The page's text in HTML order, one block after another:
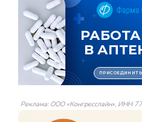
Реклама: ООО «Конгресслайн», ИНН